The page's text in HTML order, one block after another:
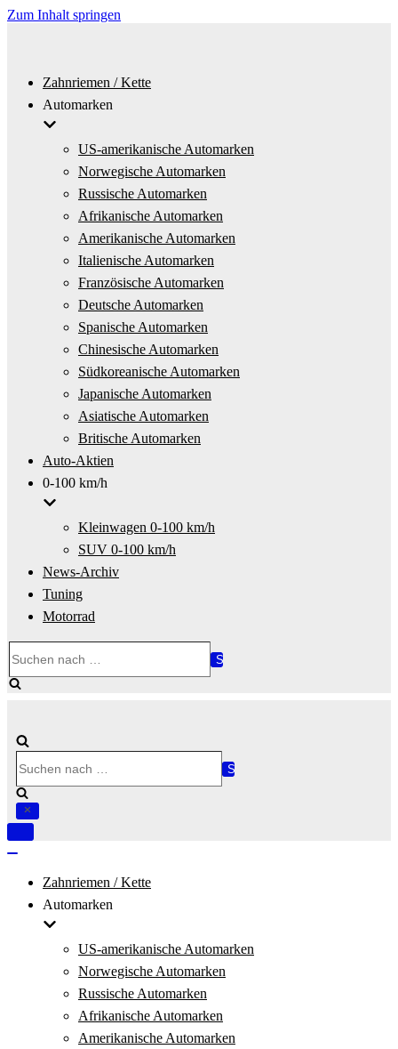
Zum Inhalt springen
Zahnriemen / Kette
Automarken
US-amerikanische Automarken
Norwegische Automarken
Russische Automarken
Afrikanische Automarken
Amerikanische Automarken
Italienische Automarken
Französische Automarken
Deutsche Automarken
Spanische Automarken
Chinesische Automarken
Südkoreanische Automarken
Japanische Automarken
Asiatische Automarken
Britische Automarken
Auto-Aktien
0-100 km/h
Kleinwagen 0-100 km/h
SUV 0-100 km/h
News-Archiv
Tuning
Motorrad
nach …
nach …
Navigation
Zahnriemen / Kette
Automarken
US-amerikanische Automarken
Norwegische Automarken
Russische Automarken
Afrikanische Automarken
Amerikanische Automarken